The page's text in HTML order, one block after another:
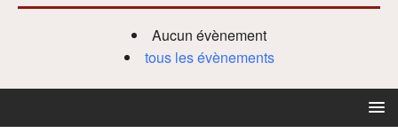
Aucun évènement
tous les évènements